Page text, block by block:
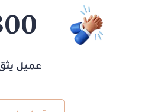
عميل يثق